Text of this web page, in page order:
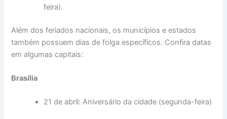
feira).
Além dos feriados nacionais, os municípios e estados
também possuem dias de folga específicos. Confira datas
em algumas capitais:
Brasília
21 de abril: Aniversário da cidade (segunda-feira)